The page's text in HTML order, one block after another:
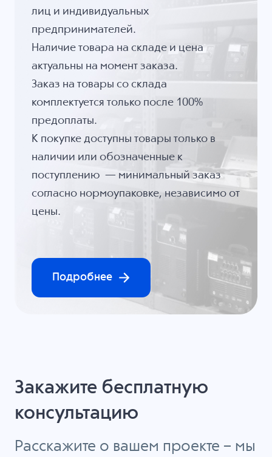
лиц и индивидуальных
предпринимателей.
Наличие товара на складе и цена
актуальны на момент заказа.
Заказ на товары со склада
комплектуется только после 100%
предоплаты.
К покупке доступны товары только в
наличии или обозначенные к
поступлению — минимальный заказ
согласно нормоупаковке, независимо от
цены.
Подробнее
Закажите бесплатную
консультацию
Расскажите о вашем проекте – мы